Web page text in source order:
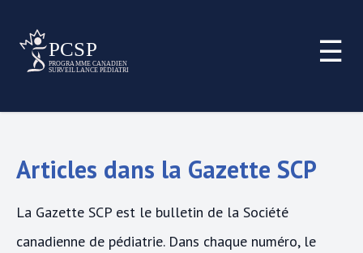
☰
Articles dans la Gazette SCP
La Gazette SCP est le bulletin de la Société
canadienne de pédiatrie. Dans chaque numéro, le